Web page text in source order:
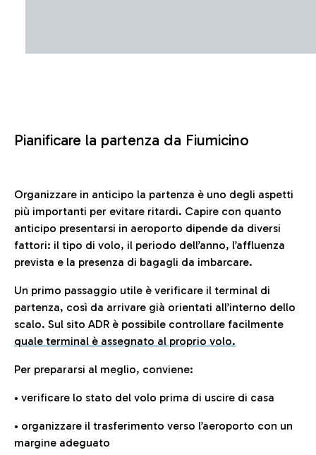
Pianificare la partenza da Fiumicino
Organizzare in anticipo la partenza è uno degli aspetti
più importanti per evitare ritardi. Capire con quanto
anticipo presentarsi in aeroporto dipende da diversi
fattori: il tipo di volo, il periodo dell’anno, l’affluenza
prevista e la presenza di bagagli da imbarcare.
Un primo passaggio utile è verificare il terminal di
partenza, così da arrivare già orientati all’interno dello
scalo. Sul sito ADR è possibile controllare facilmente
quale terminal è assegnato al proprio volo.
Per prepararsi al meglio, conviene:
• verificare lo stato del volo prima di uscire di casa
• organizzare il trasferimento verso l’aeroporto con un
margine adeguato